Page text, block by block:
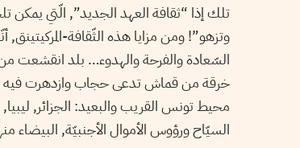
تلك إذا “ثقافة العهد الجديد”, الّتي
وتزهو”! ومن مزايا هذه الثّقافة-
السّعادة والفرحة والهدوء… بلد انقشعت
خرقة من قماش تدعى حجاب وازدهرت فيه
محيط تونس القريب والبعيد: الجزائر,
السيّاح ورؤوس الأموال الأجنبيّة, البيضاء